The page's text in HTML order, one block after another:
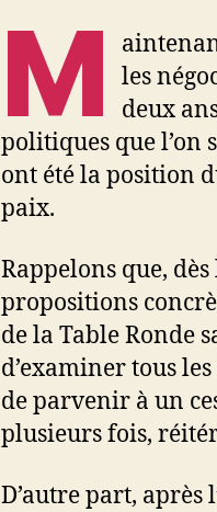
M
les
deux
politiques que l’on
ont été la position
paix.
Rappelons que,
propositions
de la Table Ronde
d’examiner tous
de parvenir à un
plusieurs fois,
D’autre part, après